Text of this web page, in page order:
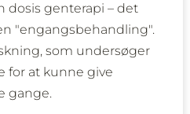
dosis genterapi – det
"engangsbehandling".
som undersøger
for at kunne give
gange.